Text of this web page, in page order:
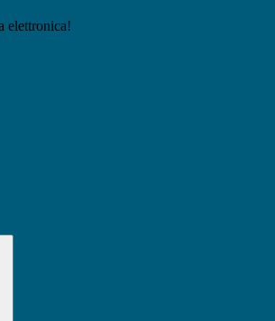
elettronica!